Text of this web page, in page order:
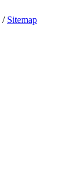
/ Sitemap